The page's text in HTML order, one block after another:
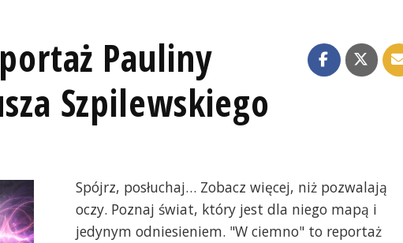
Pauliny
Szpilewskiego
Spójrz, posłuchaj… Zobacz więcej, niż pozwalają
oczy. Poznaj świat, który jest dla niego mapą i
jedynym odniesieniem. "W ciemno" to reportaż